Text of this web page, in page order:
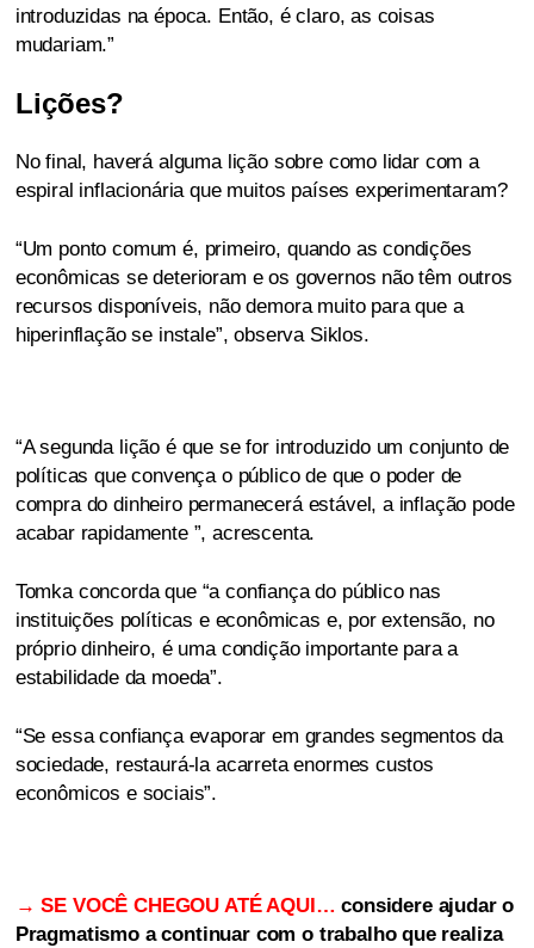
introduzidas na época. Então, é claro, as coisas
mudariam.”
Lições?
No final, haverá alguma lição sobre como lidar com a
espiral inflacionária que muitos países experimentaram?
“Um ponto comum é, primeiro, quando as condições
econômicas se deterioram e os governos não têm outros
recursos disponíveis, não demora muito para que a
hiperinflação se instale”, observa Siklos.
“A segunda lição é que se for introduzido um conjunto de
políticas que convença o público de que o poder de
compra do dinheiro permanecerá estável, a inflação pode
acabar rapidamente ”, acrescenta.
Tomka concorda que “a confiança do público nas
instituições políticas e econômicas e, por extensão, no
próprio dinheiro, é uma condição importante para a
estabilidade da moeda”.
“Se essa confiança evaporar em grandes segmentos da
sociedade, restaurá-la acarreta enormes custos
econômicos e sociais”.
→ SE VOCÊ CHEGOU ATÉ AQUI… considere ajudar o
Pragmatismo a continuar com o trabalho que realiza